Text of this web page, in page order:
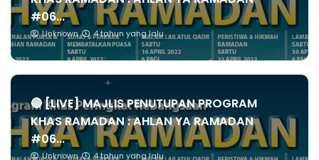
#06...
Unknown 4 tahun yang lalu
🔴 [LIVE] MAJLIS PENUTUPAN PROGRAM
KHAS RAMADAN : AHLAN YA RAMADAN
#06...
Unknown 4 tahun yang lalu